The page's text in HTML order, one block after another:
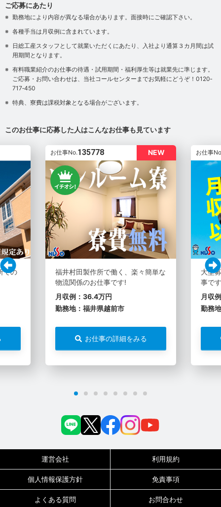
ご応募にあたり
勤務地により内容が異なる場合があります。面接時にご確認下さい。
各種手当は月収例に含まれています。
日総工産スタッフとして就業いただくにあたり、入社より通算３カ月間は試
用期間となります。
有料職業紹介のお仕事の待遇・試用期間・福利厚生等は就業先に準じます。
ご応募・お問い合わせは、当社コールセンターまでお気軽にどうぞ！0120‐
717‐450
特典、寮費は課税対象となる場合がございます。
このお仕事に応募した人はこんなお仕事も見ています
での
NEW
お仕事No.135778
福井村田製作所で働く、楽々簡単な
物流関係のお仕事です!
月収例：36.4万円
勤務地：福井県越前市
お仕事の詳細をみる
お仕事
大型
事で
月収
勤務
運営会社 利用規約
個人情報保護方針 免責事項
よくある質問 お問合わせ